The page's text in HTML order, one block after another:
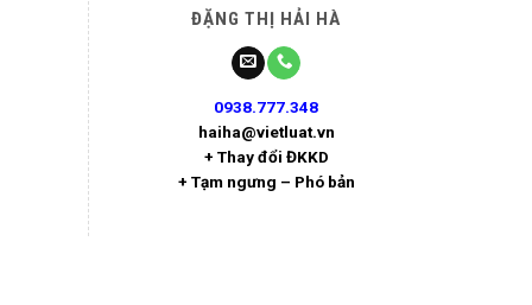
ĐẶNG THỊ HẢI HÀ
0938.777.348
haiha@vietluat.vn
+ Thay đổi ĐKKD
+ Tạm ngưng – Phó bản